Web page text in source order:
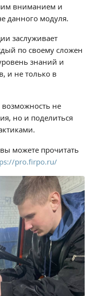
ПО
вниманием и
данного модуля.
заслуживает
по своему сложен
знаний и
и не только в
возможность не
но и поделиться
можете прочитать
pro.firpo.ru/